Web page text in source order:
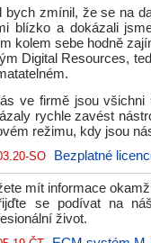
bych zmínil, že se na
blízko a dokázali
kolem sebe hodně
Digital Resources,
ve firmě jsou všichni
rychle zavést
režimu, kdy jsou
SO Bezplatné
mít informace
se podívat na
život.